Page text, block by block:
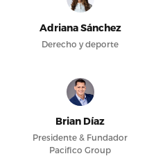
Adriana Sánchez
Derecho y deporte
Brian Díaz
Presidente & Fundador
Pacifico Group